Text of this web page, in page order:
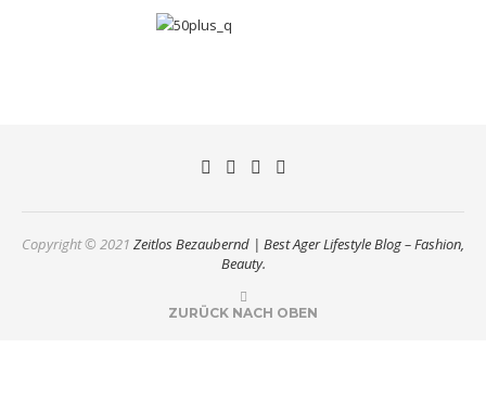
Copyright © 2021 Zeitlos Bezaubernd | Best Ager Lifestyle Blog – Fashion,
Beauty.
ZURÜCK NACH OBEN